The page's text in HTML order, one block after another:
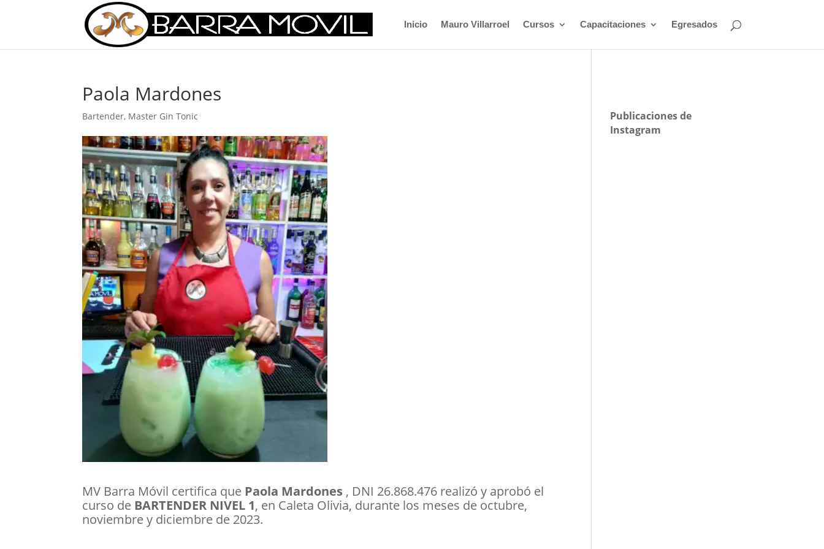
Inicio Mauro Villarroel Cursos Capacitaciones Egresados
Paola Mardones
Bartender, Master Gin Tonic
MV Barra Móvil certifica que Paola Mardones , DNI 26.868.476 realizó y aprobó el
curso de BARTENDER NIVEL 1, en Caleta Olivia, durante los meses de octubre,
noviembre y diciembre de 2023.
Publicaciones de
Instagram